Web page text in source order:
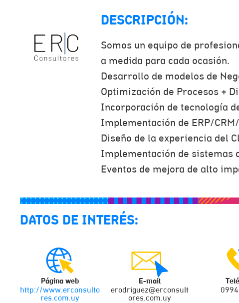
DESCRIPCIÓN:
Somos un equipo de
a medida para cada ocasión.
Desarrollo de modelos de
Optimización de Procesos +
Incorporación de tecnología
Implementación de ERP/
Diseño de la experiencia del
Implementación de sistemas
Eventos de mejora de alto
DATOS DE INTERÉS:
Página web
http://www.erconsulto
res.com.uy
E-mail
erodriguez@erconsult
ores.com.uy